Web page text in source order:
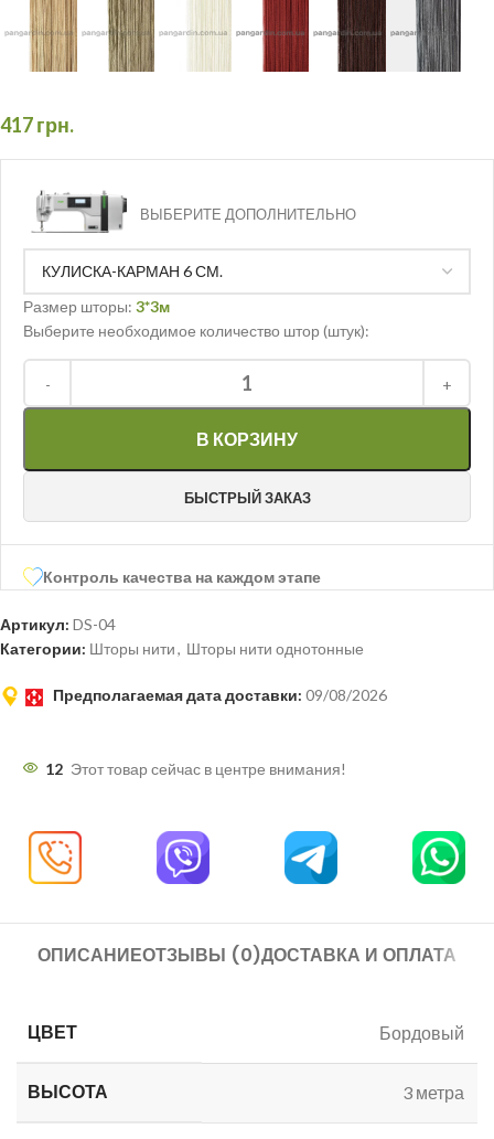
417грн.
ВЫБЕРИТЕ ДОПОЛНИТЕЛЬНО
Выберите необходимое количество штор (штук):
Размер шторы: 3*3м
В КОРЗИНУ
БЫСТРЫЙ ЗАКАЗ
Контроль качества на каждом этапе
Артикул: DS-04
Категории: Шторы нити, Шторы нити однотонные
Предполагаемая дата доставки: 09/08/2026
12 Этот товар сейчас в центре внимания!
ОПИСАНИЕОТЗЫВЫ (0)ДОСТАВКА И ОПЛАТА
ЦВЕТ Бордовый
ВЫСОТА 3 метра